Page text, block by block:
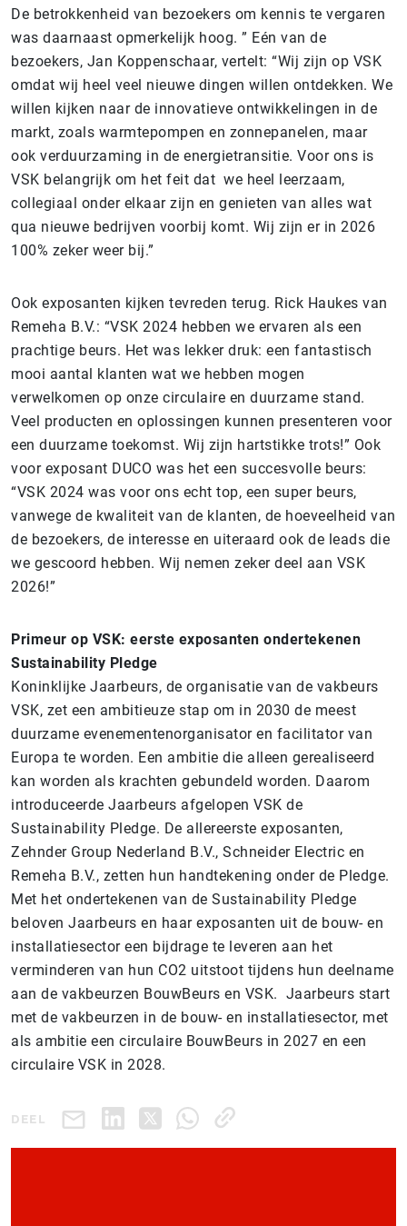
De betrokkenheid van bezoekers om kennis te vergaren
was daarnaast opmerkelijk hoog. ” Eén van de
bezoekers, Jan Koppenschaar, vertelt: “Wij zijn op VSK
omdat wij heel veel nieuwe dingen willen ontdekken. We
willen kijken naar de innovatieve ontwikkelingen in de
markt, zoals warmtepompen en zonnepanelen, maar
ook verduurzaming in de energietransitie. Voor ons is
VSK belangrijk om het feit dat we heel leerzaam,
collegiaal onder elkaar zijn en genieten van alles wat
qua nieuwe bedrijven voorbij komt. Wij zijn er in 2026
100% zeker weer bij.”
Ook exposanten kijken tevreden terug. Rick Haukes van
Remeha B.V.: “VSK 2024 hebben we ervaren als een
prachtige beurs. Het was lekker druk: een fantastisch
mooi aantal klanten wat we hebben mogen
verwelkomen op onze circulaire en duurzame stand.
Veel producten en oplossingen kunnen presenteren voor
een duurzame toekomst. Wij zijn hartstikke trots!” Ook
voor exposant DUCO was het een succesvolle beurs:
“VSK 2024 was voor ons echt top, een super beurs,
vanwege de kwaliteit van de klanten, de hoeveelheid van
de bezoekers, de interesse en uiteraard ook de leads die
we gescoord hebben. Wij nemen zeker deel aan VSK
2026!”
Primeur op VSK: eerste exposanten ondertekenen
Sustainability Pledge
Koninklijke Jaarbeurs, de organisatie van de vakbeurs
VSK, zet een ambitieuze stap om in 2030 de meest
duurzame evenementenorganisator en facilitator van
Europa te worden. Een ambitie die alleen gerealiseerd
kan worden als krachten gebundeld worden. Daarom
introduceerde Jaarbeurs afgelopen VSK de
Sustainability Pledge. De allereerste exposanten,
Zehnder Group Nederland B.V., Schneider Electric en
Remeha B.V., zetten hun handtekening onder de Pledge.
Met het ondertekenen van de Sustainability Pledge
beloven Jaarbeurs en haar exposanten uit de bouw- en
installatiesector een bijdrage te leveren aan het
verminderen van hun CO2 uitstoot tijdens hun deelname
aan de vakbeurzen BouwBeurs en VSK. Jaarbeurs start
met de vakbeurzen in de bouw- en installatiesector, met
als ambitie een circulaire BouwBeurs in 2027 en een
circulaire VSK in 2028.
DEEL